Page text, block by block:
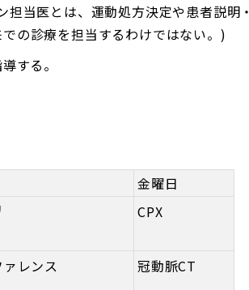
当医とは、運動処方決定や患者説明・
の診療を担当するわけではない。)
する。
金曜日
CPX
レンス 冠動脈CT